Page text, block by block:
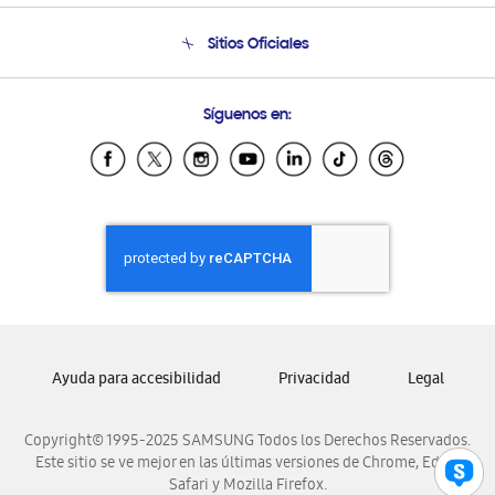
Condiciones de Compra
Soporte vía eMail
Sitios Oficiales
Samsung Ecuador
Samsung El Salvador
Samsung Honduras
Samsung Nicaragua
Samsung Panamá
Samsung Venezuela
Síguenos en:
Copyright© 1995-2025 SAMSUNG Todos los Derechos Reservados.
Este sitio se ve mejor en las últimas versiones de Chrome, Edge,
Safari y Mozilla Firefox.
Ayuda para accesibilidad Privacidad Legal